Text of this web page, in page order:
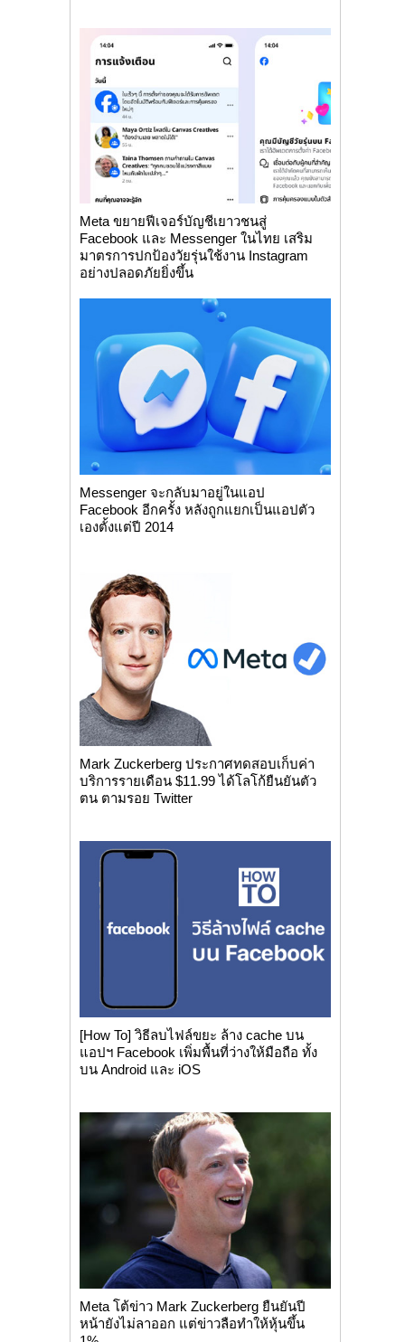
Meta ขยายฟีเจอร์บัญชีเยาวชนสู่
Facebook และ Messenger ในไทย เสริม
มาตรการปกป้องวัยรุ่นใช้งาน Instagram
อย่างปลอดภัยยิ่งขึ้น
Messenger จะกลับมาอยู่ในแอป
Facebook อีกครั้ง หลังถูกแยกเป็นแอปตัว
เองตั้งแต่ปี 2014
Mark Zuckerberg ประกาศทดสอบเก็บค่า
บริการรายเดือน $11.99 ได้โลโก้ยืนยันตัว
ตน ตามรอย Twitter
[How To] วิธีลบไฟล์ขยะ ล้าง cache บน
แอปฯ Facebook เพิ่มพื้นที่ว่างให้มือถือ ทั้ง
บน Android และ iOS
Meta โต้ข่าว Mark Zuckerberg ยืนยันปี
หน้ายังไม่ลาออก แต่ข่าวลือทำให้หุ้นขึ้น